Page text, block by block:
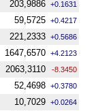
203,9886 +0.1631
59,5725 +0.4217
221,2333 +0.5686
1647,6570 +4.2123
2063,3110 -8.3450
52,4698 +0.3780
10,7029 +0.0264